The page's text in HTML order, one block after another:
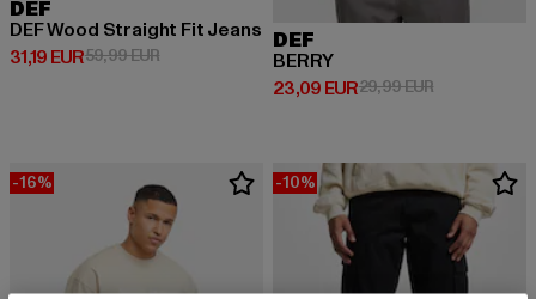
DEF
DEF Wood Straight Fit Jeans
31,19 EUR
Derzeitiger Preis: 31,19 EUR
59,99 EURAktionspreis: 59,99 EUR
DEF
BERRY
23,09 EUR
Derzeitiger Preis: 23,09 EUR
29,99 EURAktionspreis:
-16% -10%